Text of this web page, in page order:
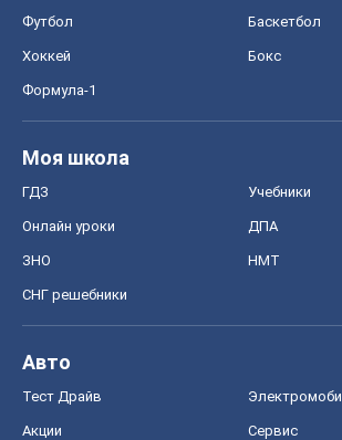
Футбол Баскетбол
Хоккей Бокс
Формула-1
Моя школа
ГДЗ Учебники
Онлайн уроки ДПА
ЗНО НМТ
СНГ решебники
Авто
Тест Драйв
Акции Сервис